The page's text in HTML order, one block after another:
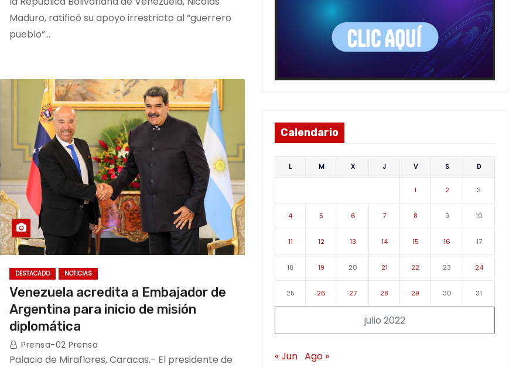
Maduro, ratificó su apoyo irrestricto al “guerrero
pueblo”…
DESTACADO NOTICIAS
Venezuela acredita a Embajador de
Argentina para inicio de misión
diplomática
Prensa-02 Prensa
Palacio de Miraflores, Caracas.- El presidente de
Calendario
julio 2022
L M X J V S D
1 2 3
4 5 6 7 8 9 10
11 12 13 14 15 16 17
18 19 20 21 22 23 24
25 26 27 28 29 30 31
« Jun Ago »